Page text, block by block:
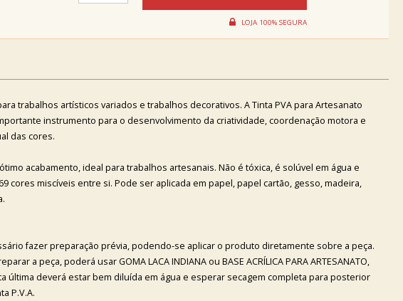
trabalhos artísticos variados e trabalhos decorativos. A Tinta PVA para Artesanato
instrumento para o desenvolvimento da criatividade, coordenação motora e
das cores.
acabamento, ideal para trabalhos artesanais. Não é tóxica, é solúvel em água e
cores miscíveis entre si. Pode ser aplicada em papel, papel cartão, gesso, madeira,
fazer preparação prévia, podendo-se aplicar o produto diretamente sobre a peça.
a peça, poderá usar GOMA LACA INDIANA ou BASE ACRÍLICA PARA ARTESANATO,
última deverá estar bem diluída em água e esperar secagem completa para posterior
P.V.A.